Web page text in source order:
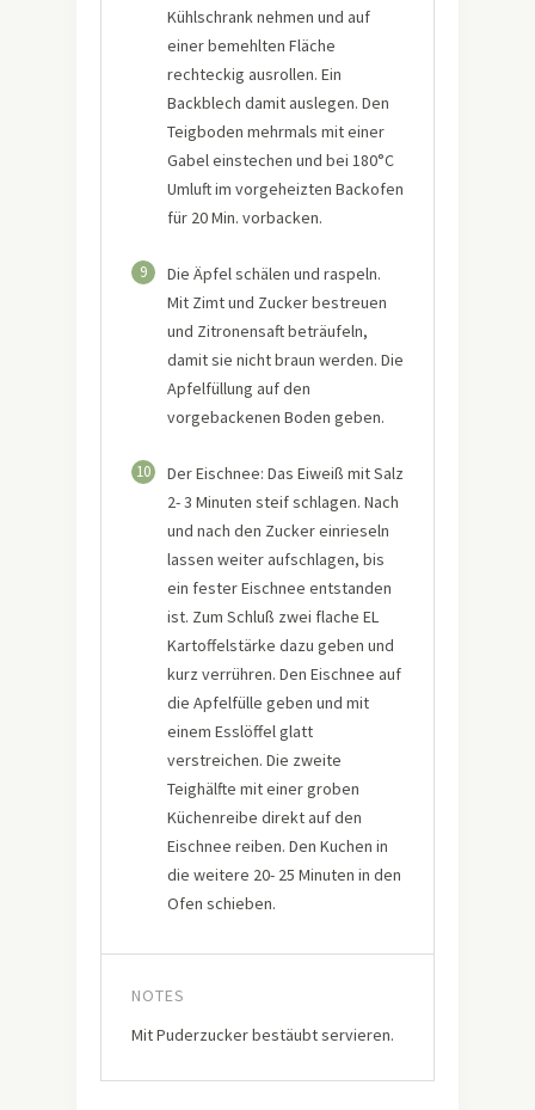
Kühlschrank nehmen und auf
einer bemehlten Fläche
rechteckig ausrollen. Ein
Backblech damit auslegen. Den
Teigboden mehrmals mit einer
Gabel einstechen und bei 180°C
Umluft im vorgeheizten Backofen
für 20 Min. vorbacken.
9
Die Äpfel schälen und raspeln.
Mit Zimt und Zucker bestreuen
und Zitronensaft beträufeln,
damit sie nicht braun werden. Die
Apfelfüllung auf den
vorgebackenen Boden geben.
10
Der Eischnee: Das Eiweiß mit Salz
2- 3 Minuten steif schlagen. Nach
und nach den Zucker einrieseln
lassen weiter aufschlagen, bis
ein fester Eischnee entstanden
ist. Zum Schluß zwei flache EL
Kartoffelstärke dazu geben und
kurz verrühren. Den Eischnee auf
die Apfelfülle geben und mit
einem Esslöffel glatt
verstreichen. Die zweite
Teighälfte mit einer groben
Küchenreibe direkt auf den
Eischnee reiben. Den Kuchen in
die weitere 20- 25 Minuten in den
Ofen schieben.
NOTES
Mit Puderzucker bestäubt servieren.